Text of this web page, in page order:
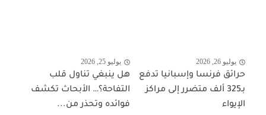
يوليو 26, 2026
حرائق فرنسا وإسبانيا تدفع
بـ325 ألف متضرر إلى مراكز
الإيواء
يوليو 25, 2026
هل ينبغي تناول قلب
التفاحة؟… الأبحاث تكشف
فوائده وتحذر من...